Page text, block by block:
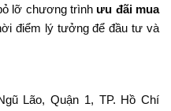
lỡ chương trình ưu đãi mua
điểm lý tưởng để đầu tư và
Lão, Quận 1, TP. Hồ Chí